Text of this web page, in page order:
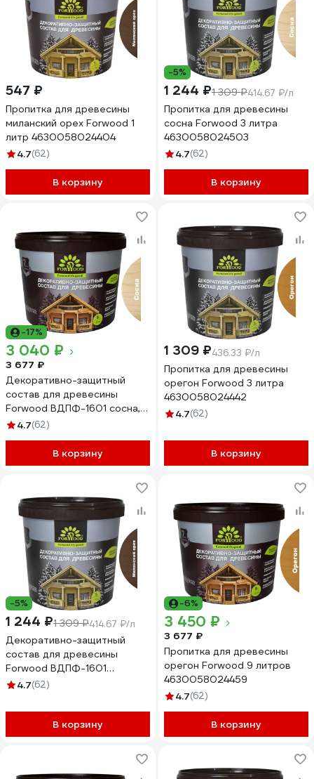
547 ₽
Пропитка для древесины
миланский орех Forwood 1
литр 4630058024404
4.7(62)
В корзину
-5%
1 244 ₽1 309 ₽414.67 ₽/л
Пропитка для древесины
сосна Forwood 3 литра
4630058024503
4.7(62)
В корзину
-17%
3 040 ₽
3 677 ₽
Декоративно-защитный
состав для древесины
Forwood ВДПФ-1601 сосна, 9
л 4630058024510
4.7(62)
В корзину
1 309 ₽436.33 ₽/л
Пропитка для древесины
орегон Forwood 3 литра
4630058024442
4.7(62)
В корзину
-5%
1 244 ₽1 309 ₽414.67 ₽/л
Декоративно-защитный
состав для древесины
Forwood ВДПФ-1601
миланский орех, 3 л
4.7(62)
В корзину
-6%
3 450 ₽
3 677 ₽
Пропитка для древесины
орегон Forwood 9 литров
4630058024459
4.7(62)
В корзину